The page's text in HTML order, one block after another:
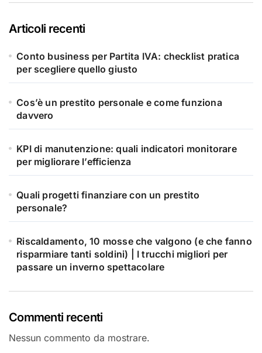
Articoli recenti
Conto business per Partita IVA: checklist pratica
per scegliere quello giusto
Cos’è un prestito personale e come funziona
davvero
KPI di manutenzione: quali indicatori monitorare
per migliorare l’efficienza
Quali progetti finanziare con un prestito
personale?
Riscaldamento, 10 mosse che valgono (e che fanno
risparmiare tanti soldini) | I trucchi migliori per
passare un inverno spettacolare
Commenti recenti
Nessun commento da mostrare.